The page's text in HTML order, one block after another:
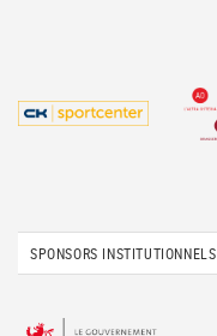
SPONSORS INSTITUTIONNELS